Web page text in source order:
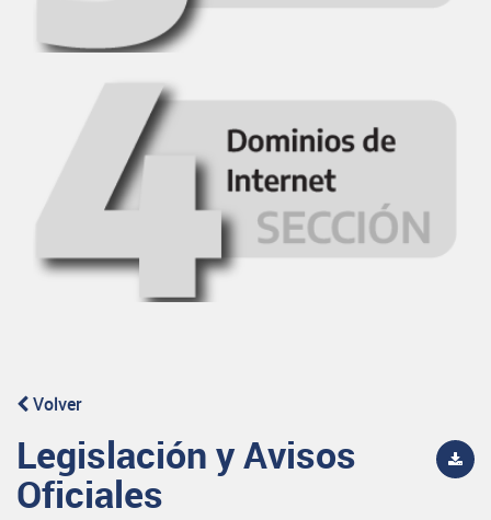
Volver
Legislación y Avisos
Oficiales